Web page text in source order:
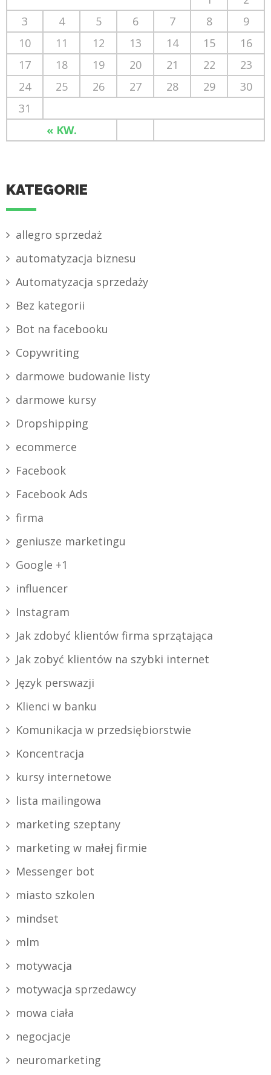
« KW.
3
4 5 6 7 8
9
10
11 12 13 14 15
16
17
18 19 20 21 22
23
24
25 26 27 28 29
30
31
KATEGORIE
allegro sprzedaż
automatyzacja biznesu
Automatyzacja sprzedaży
Bez kategorii
Bot na facebooku
Copywriting
darmowe budowanie listy
darmowe kursy
Dropshipping
ecommerce
Facebook
Facebook Ads
firma
geniusze marketingu
Google +1
influencer
Instagram
Jak zdobyć klientów firma sprzątająca
Jak zobyć klientów na szybki internet
Język perswazji
Klienci w banku
Komunikacja w przedsiębiorstwie
Koncentracja
kursy internetowe
lista mailingowa
marketing szeptany
marketing w małej firmie
Messenger bot
miasto szkolen
mindset
mlm
motywacja
motywacja sprzedawcy
mowa ciała
negocjacje
neuromarketing